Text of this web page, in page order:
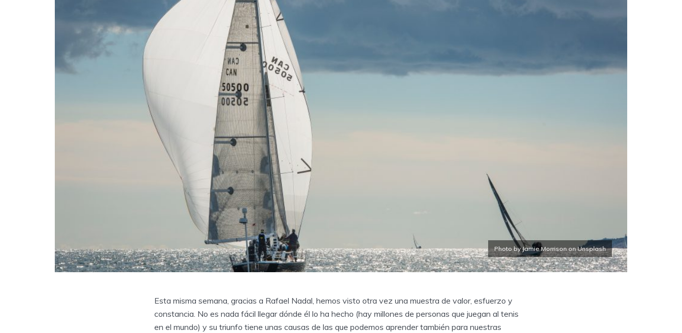
Photo by Jamie Morrison on Unsplash
Esta misma semana, gracias a Rafael Nadal, hemos visto otra vez una muestra de valor, esfuerzo y
constancia. No es nada fácil llegar dónde él lo ha hecho (hay millones de personas que juegan al tenis
en el mundo) y su triunfo tiene unas causas de las que podemos aprender también para nuestras